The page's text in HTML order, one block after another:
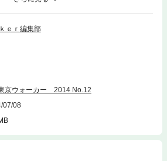
貌しつつあります。日本にこだわったショップ
チエキュート神田万世橋」、東日本のおいし
ど、メイドインジャパンのすごいものが集
ど、最新のエンタ―テインメントが続々と登
―ツやカレ―、ラーメンなどアキバグルメも完
部記事・写真、別冊などの特典付録は電子版
す。
ｅｒ編集部
京ウォーカー 2014 No.12
07/08